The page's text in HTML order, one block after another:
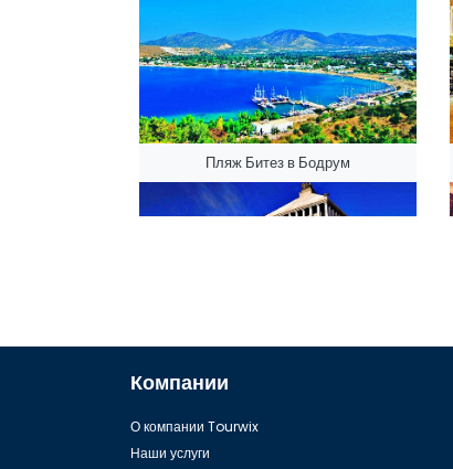
Пляж Битез в Бодрум
Компании
О компании Tourwix
Наши услуги